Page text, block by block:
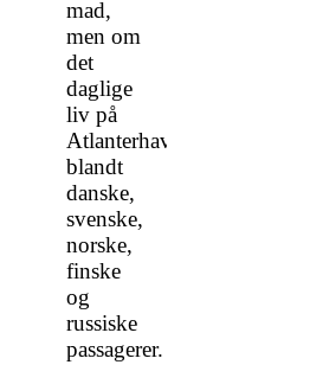
mad,
men om
det
daglige
liv på
Atlanterhavet
blandt
danske,
svenske,
norske,
finske
og
russiske
passagerer.